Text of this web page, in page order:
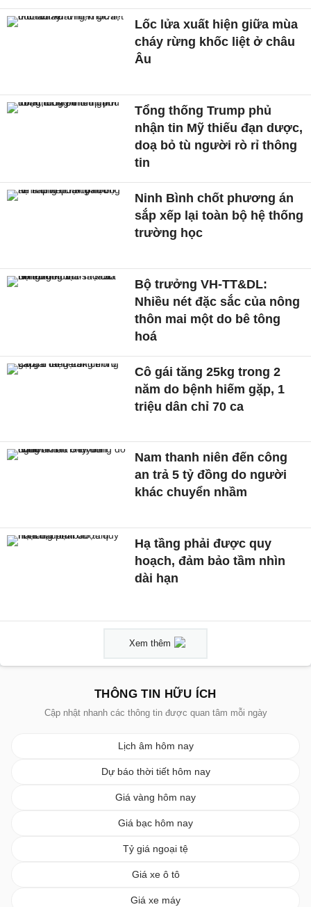
Lốc lửa xuất hiện giữa mùa
cháy rừng khốc liệt ở châu
Âu
Tổng thống Trump phủ
nhận tin Mỹ thiếu đạn dược,
doạ bỏ tù người rò rỉ thông
tin
Ninh Bình chốt phương án
sắp xếp lại toàn bộ hệ thống
trường học
Bộ trưởng VH-TT&DL:
Nhiều nét đặc sắc của nông
thôn mai một do bê tông
hoá
Cô gái tăng 25kg trong 2
năm do bệnh hiếm gặp, 1
triệu dân chỉ 70 ca
Nam thanh niên đến công
an trả 5 tỷ đồng do người
khác chuyển nhầm
Hạ tầng phải được quy
hoạch, đảm bảo tầm nhìn
dài hạn
Xem thêm
THÔNG TIN HỮU ÍCH
Cập nhật nhanh các thông tin được quan tâm mỗi ngày
Lịch âm hôm nay
Dự báo thời tiết hôm nay
Giá vàng hôm nay
Giá bạc hôm nay
Tỷ giá ngoại tệ
Giá xe ô tô
Giá xe máy